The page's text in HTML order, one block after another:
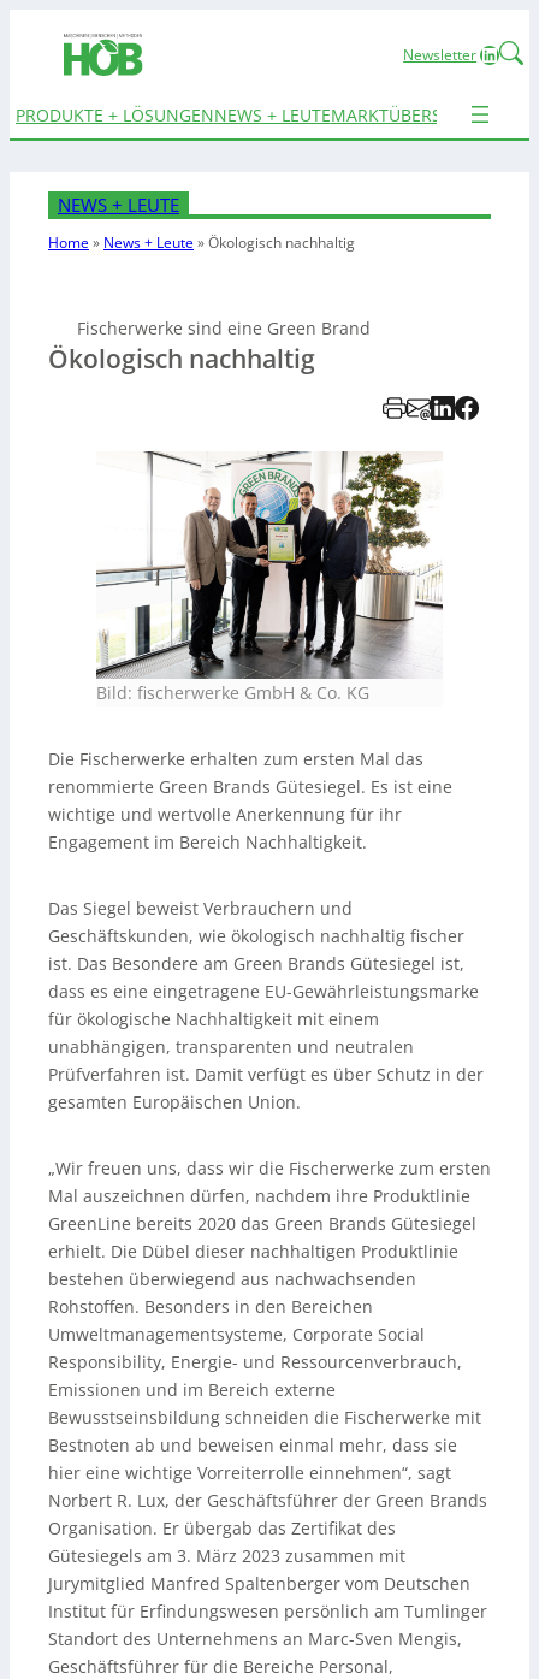
Newsletter
PRODUKTE + LÖSUNGENNEWS + LEUTEMARKTÜBERSICHTEN
NEWS + LEUTE
Home» News + Leute»Ökologisch nachhaltig
Fischerwerke sind eine Green Brand
Ökologisch nachhaltig
Bild: fischerwerke GmbH & Co. KG
Die Fischerwerke erhalten zum ersten Mal das
renommierte Green Brands Gütesiegel. Es ist eine
wichtige und wertvolle Anerkennung für ihr
Engagement im Bereich Nachhaltigkeit.
Das Siegel beweist Verbrauchern und
Geschäftskunden, wie ökologisch nachhaltig fischer
ist. Das Besondere am Green Brands Gütesiegel ist,
dass es eine eingetragene EU-Gewährleistungsmarke
für ökologische Nachhaltigkeit mit einem
unabhängigen, transparenten und neutralen
Prüfverfahren ist. Damit verfügt es über Schutz in der
gesamten Europäischen Union.
„Wir freuen uns, dass wir die Fischerwerke zum ersten
Mal auszeichnen dürfen, nachdem ihre Produktlinie
GreenLine bereits 2020 das Green Brands Gütesiegel
erhielt. Die Dübel dieser nachhaltigen Produktlinie
bestehen überwiegend aus nachwachsenden
Rohstoffen. Besonders in den Bereichen
Umweltmanagementsysteme, Corporate Social
Responsibility, Energie- und Ressourcenverbrauch,
Emissionen und im Bereich externe
Bewusstseinsbildung schneiden die Fischerwerke mit
Bestnoten ab und beweisen einmal mehr, dass sie
hier eine wichtige Vorreiterrolle einnehmen“, sagt
Norbert R. Lux, der Geschäftsführer der Green Brands
Organisation. Er übergab das Zertifikat des
Gütesiegels am 3. März 2023 zusammen mit
Jurymitglied Manfred Spaltenberger vom Deutschen
Institut für Erfindungswesen persönlich am Tumlinger
Standort des Unternehmens an Marc-Sven Mengis,
Geschäftsführer für die Bereiche Personal,